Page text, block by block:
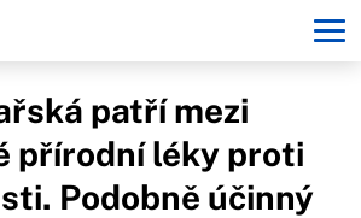
patří mezi
přírodní léky proti
Podobně účinný